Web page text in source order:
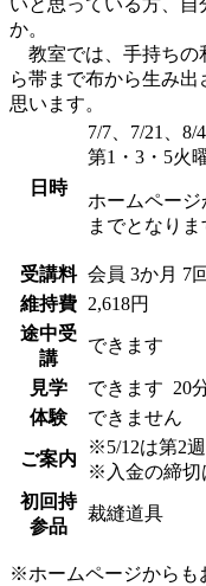
か。
教室では、手持ちの
ら帯まで布から生み
思います。
日時
7/7、7/21、8/
第1・3・5火
ホームペー
までとなりま
受講料 会員 3か月 7
維持費
2,618円
途中受
講
できます
見学 できます 20
体験
できません
ご案内
※5/12は第2
※入金の締切
初回持
参品
裁縫道具
※ホームページからも